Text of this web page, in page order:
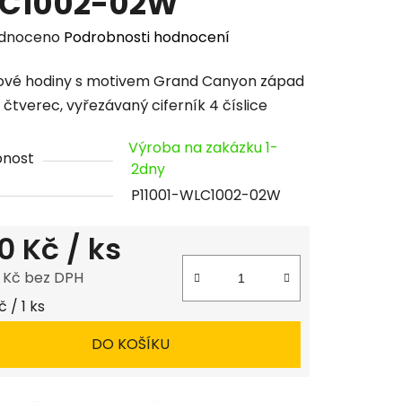
Podrobnosti hodnocení
hodiny s motivem Grand Canyon západ
čtverec, vyřezávaný ciferník 4 číslice
Výroba na zakázku 1-
2dny
P11001-WLC1002-02W
Kč / ks
Kč bez DPH
cena:
/ 1 ks
DO KOŠÍKU